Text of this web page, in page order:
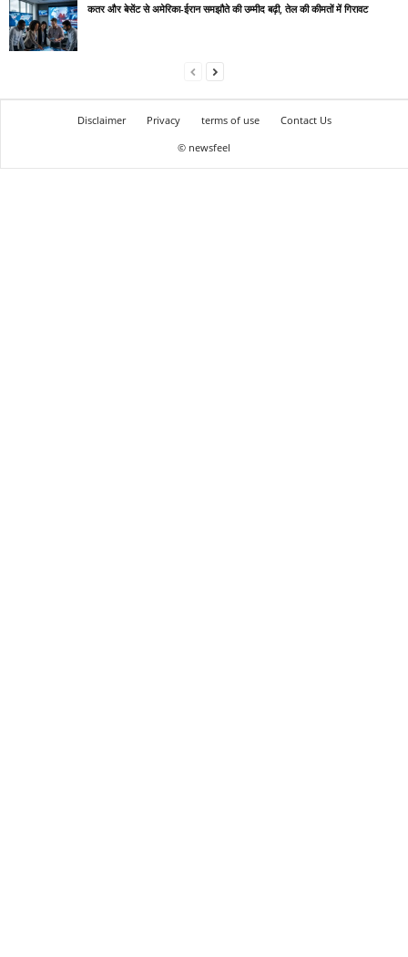
कतर और बेसेंट से अमेरिका-ईरान समझौते की उम्मीद बढ़ी, तेल की कीमतों में गिरावट
Disclaimer Privacy terms of use
Contact Us
© newsfeel